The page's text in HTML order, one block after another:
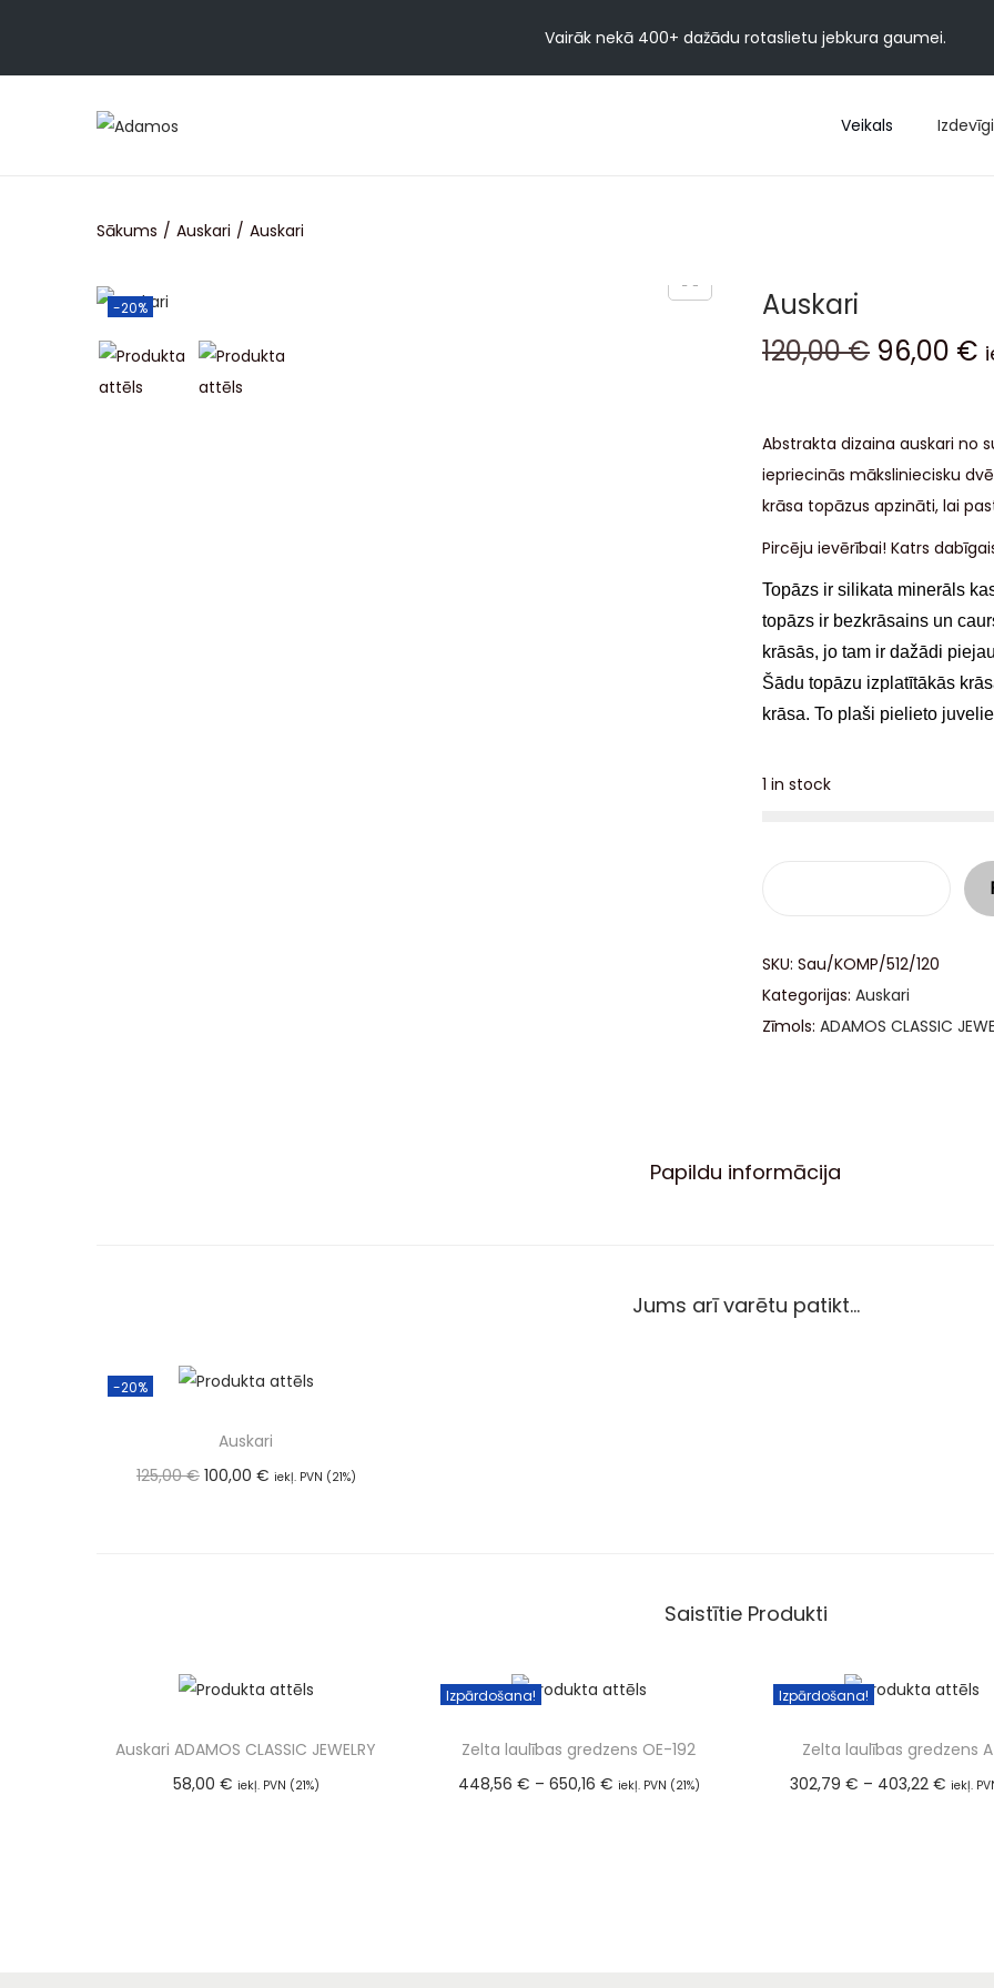
Vairāk nekā 400+ dažādu rotaslietu jebkura gaumei.
Veikals Izdevīgi
Sākums / Auskari / Auskari
-20%
Auskari
120,00€ 96,00 €
Abstrakta dizaina auskari no
iepriecinās māksliniecisku
krāsa topāzus apzināti, lai
Pircēju ievērībai! Katrs
Topāzs ir silikata minerāls
topāzs ir bezkrāsains un
krāsās, jo tam ir dažādi
Šādu topāzu izplatītākās
krāsa. To plaši pielieto
1 in stock
SKU: Sau/KOMP/512/120
Kategorijas: Auskari
Zīmols: ADAMOS CLASSIC
Papildu informācija
Jums arī varētu patikt…
-20%
Auskari
125,00€ 100,00 € iekļ. PVN (21%)
Saistītie Produkti
Auskari ADAMOS CLASSIC JEWELRY
58,00 € iekļ. PVN (21%)
Izpārdošana!
Zelta laulības gredzens OE-192
448,56 € – 650,16 € iekļ. PVN (21%)
Izpārdošana!
Zelta laulības gredzens
302,79€ – 403,22€ iekļ.